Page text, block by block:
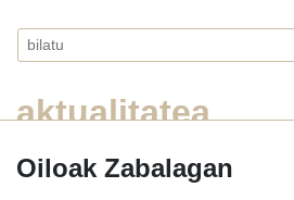
aktualitatea
Oiloak Zabalagan